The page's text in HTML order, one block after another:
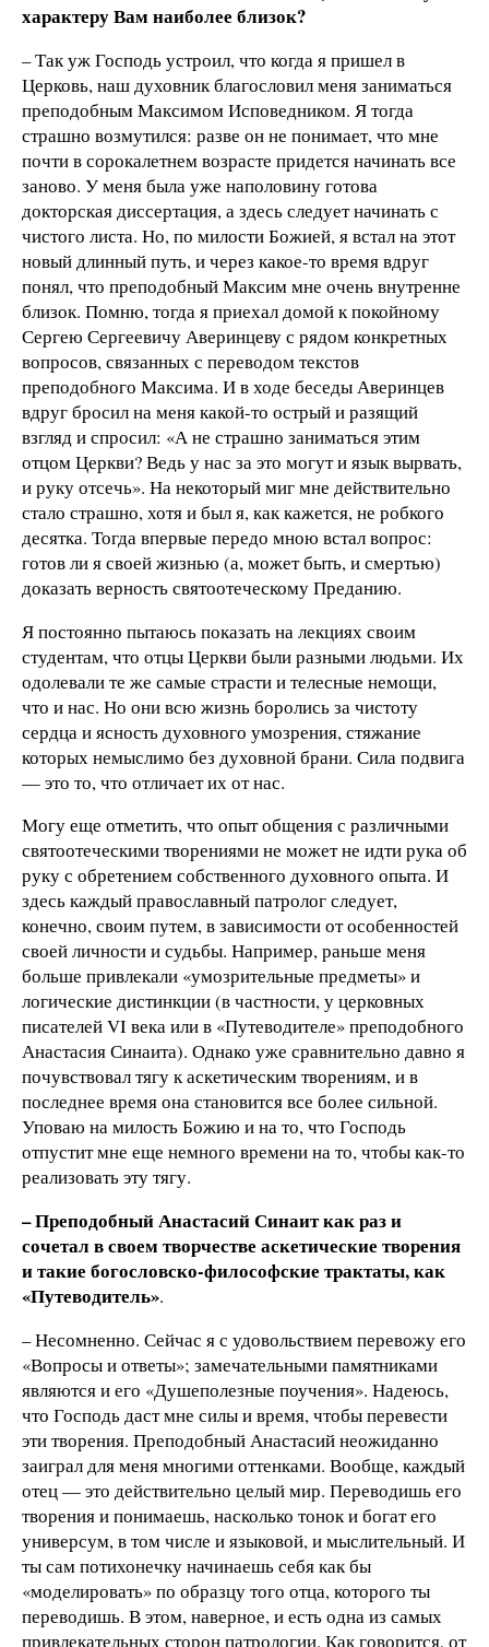
характеру Вам наиболее близок?
– Так уж Господь устроил, что когда я пришел в
Церковь, наш духовник благословил меня заниматься
преподобным Максимом Исповедником. Я тогда
страшно возмутился: разве он не понимает, что мне
почти в сорокалетнем возрасте придется начинать все
заново. У меня была уже наполовину готова
докторская диссертация, а здесь следует начинать с
чистого листа. Но, по милости Божией, я встал на этот
новый длинный путь, и через какое-то время вдруг
понял, что преподобный Максим мне очень внутренне
близок. Помню, тогда я приехал домой к покойному
Сергею Сергеевичу Аверинцеву с рядом конкретных
вопросов, связанных с переводом текстов
преподобного Максима. И в ходе беседы Аверинцев
вдруг бросил на меня какой-то острый и разящий
взгляд и спросил: «А не страшно заниматься этим
отцом Церкви? Ведь у нас за это могут и язык вырвать,
и руку отсечь». На некоторый миг мне действительно
стало страшно, хотя и был я, как кажется, не робкого
десятка. Тогда впервые передо мною встал вопрос:
готов ли я своей жизнью (а, может быть, и смертью)
доказать верность святоотеческому Преданию.
Я постоянно пытаюсь показать на лекциях своим
студентам, что отцы Церкви были разными людьми. Их
одолевали те же самые страсти и телесные немощи,
что и нас. Но они всю жизнь боролись за чистоту
сердца и ясность духовного умозрения, стяжание
которых немыслимо без духовной брани. Сила подвига
— это то, что отличает их от нас.
Могу еще отметить, что опыт общения с различными
святоотеческими творениями не может не идти рука об
руку с обретением собственного духовного опыта. И
здесь каждый православный патролог следует,
конечно, своим путем, в зависимости от особенностей
своей личности и судьбы. Например, раньше меня
больше привлекали «умозрительные предметы» и
логические дистинкции (в частности, у церковных
писателей VI века или в «Путеводителе» преподобного
Анастасия Синаита). Однако уже сравнительно давно я
почувствовал тягу к аскетическим творениям, и в
последнее время она становится все более сильной.
Уповаю на милость Божию и на то, что Господь
отпустит мне еще немного времени на то, чтобы как-то
реализовать эту тягу.
– Преподобный Анастасий Синаит как раз и
сочетал в своем творчестве аскетические творения
и такие богословско-философские трактаты, как
«Путеводитель».
– Несомненно. Сейчас я с удовольствием перевожу его
«Вопросы и ответы»; замечательными памятниками
являются и его «Душеполезные поучения». Надеюсь,
что Господь даст мне силы и время, чтобы перевести
эти творения. Преподобный Анастасий неожиданно
заиграл для меня многими оттенками. Вообще, каждый
отец — это действительно целый мир. Переводишь его
творения и понимаешь, насколько тонок и богат его
универсум, в том числе и языковой, и мыслительный. И
ты сам потихонечку начинаешь себя как бы
«моделировать» по образцу того отца, которого ты
переводишь. В этом, наверное, и есть одна из самых
привлекательных сторон патрологии. Как говорится, от